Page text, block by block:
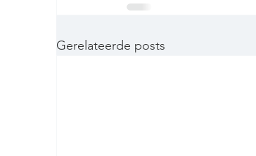
Gerelateerde posts